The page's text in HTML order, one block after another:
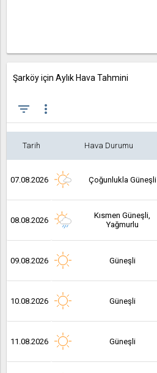
Şarköy için Aylık Hava Tahmini
filter_list more_vert
Tarih Hava Durumu
07.08.2026 Çoğunlukla Güneşli
08.08.2026
Kısmen Güneşli,
Yağmurlu
09.08.2026 Güneşli
10.08.2026 Güneşli
11.08.2026 Güneşli